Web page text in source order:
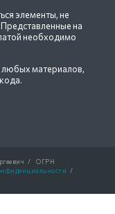
элементы, не
на
необходимо
любых материалов,
/
ОГРН
/